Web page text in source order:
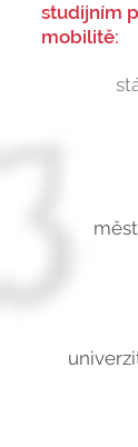
studijním
mobilitě: